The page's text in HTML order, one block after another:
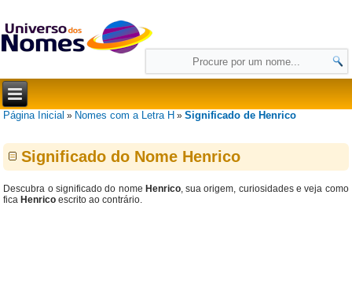
Página Inicial » Nomes com a Letra H »Significado de Henrico
Significado do Nome Henrico
Descubra o significado do nome Henrico, sua origem, curiosidades e veja como
fica Henrico escrito ao contrário.